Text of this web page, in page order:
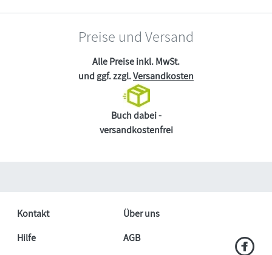
Preise und Versand
Alle Preise inkl. MwSt.
und ggf. zzgl.Versandkosten
Buch dabei -
versandkostenfrei
Kontakt
Über uns
Hilfe
AGB